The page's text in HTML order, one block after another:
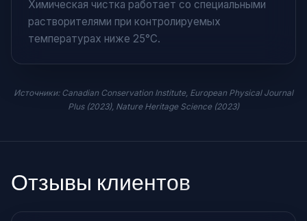
Химическая чистка работает со специальными
растворителями при контролируемых
температурах ниже 25°C.
Источники: Canadian Conservation Institute, European Physical Journal
Plus (2023), Nature Heritage Science (2023)
Отзывы клиентов